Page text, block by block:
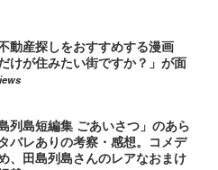
動産探しをおすすめする漫画
けが住みたい街ですか？」が面
列島短編集 ごあいさつ」のあら
バレありの考察・感想。コメデ
、田島列島さんのレアなおまけ